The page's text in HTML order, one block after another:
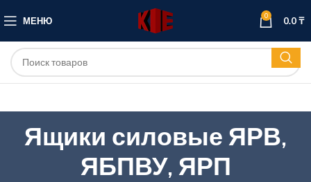
МЕНЮ 0 0.0₸
Ящики силовые ЯРВ,
ЯБПВУ, ЯРП